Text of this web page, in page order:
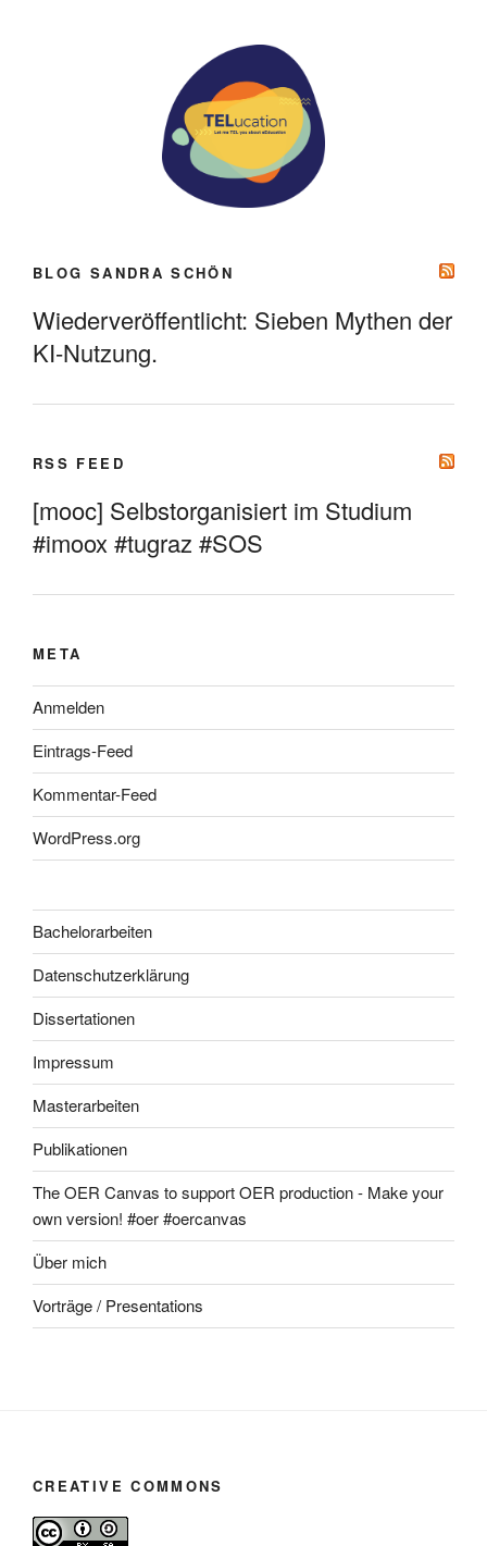
BLOG SANDRA SCHÖN
Wiederveröffentlicht: Sieben Mythen der
KI-Nutzung.
RSS FEED
[mooc] Selbstorganisiert im Studium
#imoox #tugraz #SOS
META
Anmelden
Eintrags-Feed
Kommentar-Feed
WordPress.org
Bachelorarbeiten
Datenschutzerklärung
Dissertationen
Impressum
Masterarbeiten
Publikationen
The OER Canvas to support OER production - Make your
own version! #oer #oercanvas
Über mich
Vorträge / Presentations
CREATIVE COMMONS